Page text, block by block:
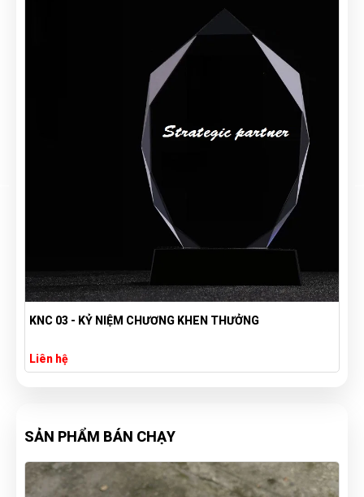
KỈ NIỆM CHƯƠNG IN LOGO THEO YÊU CẦU - KỈ NIỆM
Liên hệ
SẢN PHẨM BÁN CHẠY